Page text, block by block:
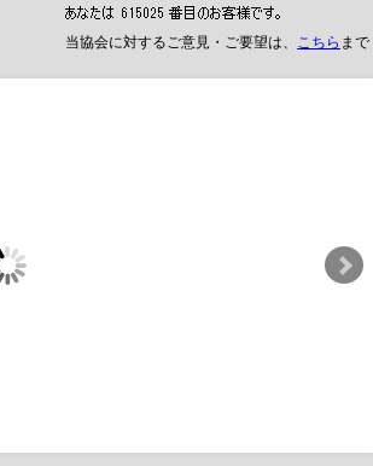
当協会に対するご意見・ご要望は、 こちら まで